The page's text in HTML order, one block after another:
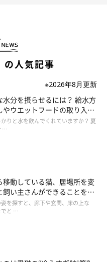
は絶対に死なないと思いま
、猫のためにいろいろお金
このコがいるから日々の生
がかなりなくなりました」
、もっと早くに猫を飼えばよ
い！』と思ったとき」
の人気記事
※2026年8月更新
水分を摂らせるには？ 給水方
やウエットフードの取り入れ
りと水を飲んでくれていますか？ 夏
…
移動している猫、居場所を変
飼い主さんができることを獣
を探すと、廊下や玄関、床の上な
でと …